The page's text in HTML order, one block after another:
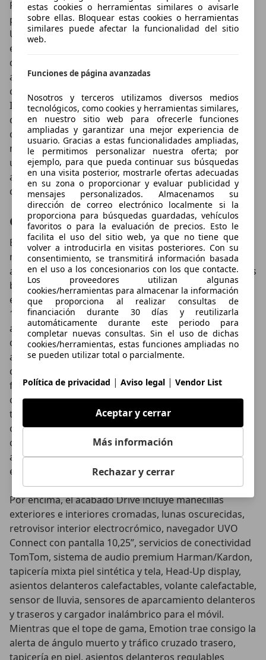
estas cookies o herramientas similares o avisarle
sobre ellas. Bloquear estas cookies o herramientas
similares puede afectar la funcionalidad del sitio
web.
Funciones de página avanzadas
Nosotros y terceros utilizamos diversos medios
tecnológicos, como cookies y herramientas similares,
en nuestro sitio web para ofrecerle funciones
ampliadas y garantizar una mejor experiencia de
usuario. Gracias a estas funcionalidades ampliadas,
le permitimos personalizar nuestra oferta; por
ejemplo, para que pueda continuar sus búsquedas
en una visita posterior, mostrarle ofertas adecuadas
en su zona o proporcionar y evaluar publicidad y
mensajes personalizados. Almacenamos su
dirección de correo electrónico localmente si la
proporciona para búsquedas guardadas, vehículos
favoritos o para la evaluación de precios. Esto le
facilita el uso del sitio web, ya que no tiene que
volver a introducirla en visitas posteriores. Con su
consentimiento, se transmitirá información basada
en el uso a los concesionarios con los que contacte.
Los proveedores utilizan algunas
cookies/herramientas para almacenar la información
que proporciona al realizar consultas de
financiación durante 30 días y reutilizarla
automáticamente durante este periodo para
completar nuevas consultas. Sin el uso de dichas
cookies/herramientas, estas funciones ampliadas no
se pueden utilizar total o parcialmente.
Política de privacidad | Aviso legal | Vendor List
Aceptar y cerrar
Más información
Rechazar y cerrar
Para que la experiencia sea más completa, KIA
proporciona de manera gratuita la aplicación móvil
UVO Connect, tanto para Apple como Android. Desde
ella, el usuario podrá comprobar los datos de
diagnóstico sobre el coche, los recorridos que realiza
así como hacer uso de funciones remotas: activar el
climatizador o enviar destinos al coche antes del viaje.
Igualmente, se puede comprobar el estado de carga
de la batería, iniciar o detener el proceso de carga así
como programarla para beneficiarse de las tarifas
más económicas. Por último, también permite que los
usuarios comprueben la localización del vehículo y
accedan a sus notificaciones de informes y
diagnósticos.
Gama y precios
El nuevo KIA e-Soul ya se encuentra a la venta en
nuestro país, estando disponible con tres niveles de
acabado (dos en el caso del Long Range). Desde el más
básico, Concept (solo disponible para el Estandar)
equipa freno de estacionamiento eléctrico, llantas de
18 pulgadas sobre neumáticos 215/55, 6 airbags,
asistente activo de mantenimiento de carril, detector
de fatiga, asistente automático de luces de carretera,
asistente de frenada de emergencia en ciudad con
detector de peatones, llamada de emergencia e-Call,
faros Full LED, retrovisores exteriores plegables y
calefactables con el intermitente integrado, barras de
techo, pantalla central de 7 pulgadas, cámara trasera,
conectividad Android Auto y Apple Car Play,
climatizador automático, control de crucero
adaptativo con Stop&Go y botón de arranque
electrónico con llave inteligente.
Por encima, el acabado Drive incluye manecillas
exteriores e interiores cromadas, lunas oscurecidas,
retrovisor interior electrocrómico, navegador UVO
Connect con pantalla 10,25”, servicios de conectividad
TomTom, sistema de audio premium Harman/Kardon,
tapicería mixta piel sintética y tela, Head-Up display,
asientos delanteros calefactables, volante calefactable,
sensor de lluvia, sensores de aparcamiento delanteros
y traseros y cargador inalámbrico para el móvil.
Mientras que el tope de gama, Emotion trae consigo la
alerta de ángulo muerto y tráfico cruzado trasero,
tapicería en piel, asientos delanteros regulables